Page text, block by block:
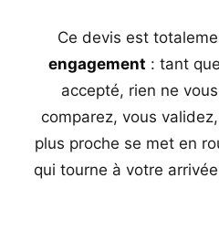
Ce devis est
engagement : tant
accepté, rien ne
comparez, vous
plus proche se met en
qui tourne à votre